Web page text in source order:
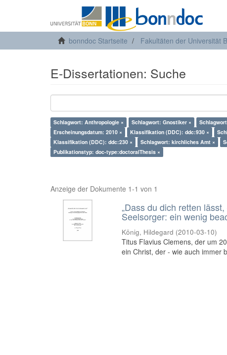
bonndoc Startseite Fakultäten der Universität
E-Dissertationen: Suche
Schlagwort: Anthropologie × Schlagwort: Gnostiker ×
Erscheinungsdatum: 2010 ×
Klassifikation (DDC): ddc:930 ×
Klassifikation (DDC): ddc:230 ×
Schlagwort: kirchliches Amt ×
Publikationstyp: doc-type:doctoralThesis ×
Anzeige der Dokumente 1-1 von 1
„Dass du dich retten
Seelsorger: ein wenig
König, Hildegard (2010-03-10)
Titus Flavius Clemens, der um
ein Christ, der - wie auch immer